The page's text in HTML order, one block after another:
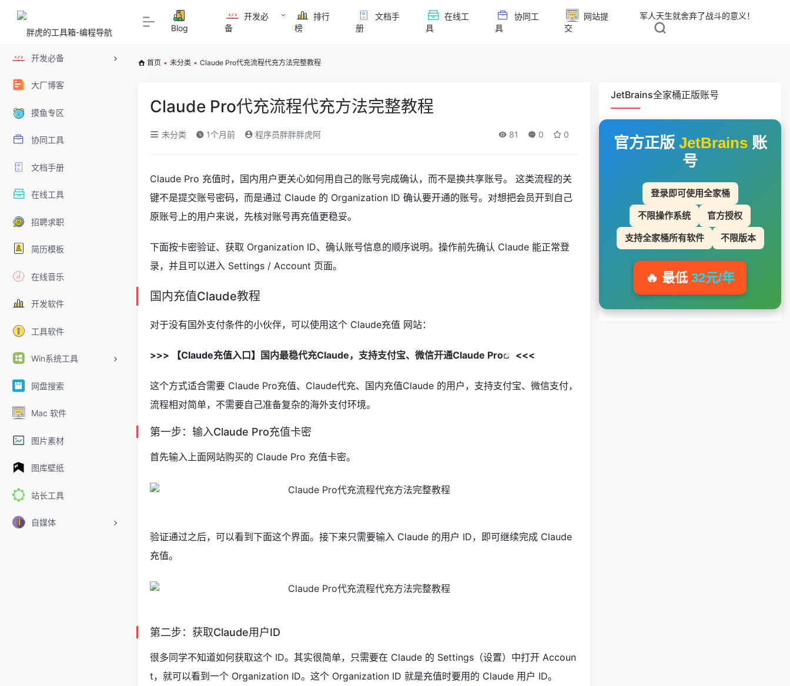
开发必备
大厂博客
摸鱼专区
协同工具
文档手册
在线工具
招聘求职
简历模板
在线音乐
开发软件
工具软件
Win系统工具
网盘搜索
Mac 软件
图片素材
图库壁纸
站长工具
自媒体
Blog
开发必
备
排行
榜
文档手
册
在线工
具
协同工
具
网站提
交
军人天生就舍弃了战斗的意义！
首页 • 未分类 • Claude Pro代充流程代充方法完整教程
Claude Pro代充流程代充方法完整教程
未分类 1个月前 程序员胖胖胖虎阿 81 0 0
Claude Pro 充值时，国内用户更关心如何用自己的账号完成确认，而不是换共享账号。 这类流程的关
键不是提交账号密码，而是通过 Claude 的 Organization ID 确认要开通的账号。对想把会员开到自己
原账号上的用户来说，先核对账号再充值更稳妥。
下面按卡密验证、获取 Organization ID、确认账号信息的顺序说明。操作前先确认 Claude 能正常登
录，并且可以进入 Settings / Account 页面。
国内充值Claude教程
对于没有国外支付条件的小伙伴，可以使用这个 Claude充值 网站：
>>> 【Claude充值入口】 国内最稳代充Claude，支持支付宝、微信开通Claude Pro <<<
这个方式适合需要 Claude Pro充值、Claude代充、国内充值Claude 的用户，支持支付宝、微信支付，
流程相对简单，不需要自己准备复杂的海外支付环境。
第一步：输入Claude Pro充值卡密
首先输入上面网站购买的 Claude Pro 充值卡密。
验证通过之后，可以看到下面这个界面。接下来只需要输入 Claude 的用户 ID，即可继续完成 Claude
充值。
第二步：获取Claude用户ID
很多同学不知道如何获取这个 ID。其实很简单，只需要在 Claude 的 Settings（设置）中打开 Accoun
t，就可以看到一个 Organization ID。这个 Organization ID 就是充值时要用的 Claude 用户 ID。
JetBrains全家桶正版账号
官方正版 JetBrains账
号
登录即可使用全家桶
不限操作系统 官方授权
支持全家桶所有软件 不限版本
🔥 最低 32元/年